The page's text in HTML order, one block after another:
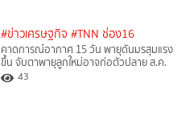
#ข่าวเศรษฐกิจ #TNN ช่อง16
คาดการณ์อากาศ 15 วัน พายุดันมรสุมแรง
ขึ้น จับตาพายุลูกใหม่อาจก่อตัวปลาย ส.ค.
43